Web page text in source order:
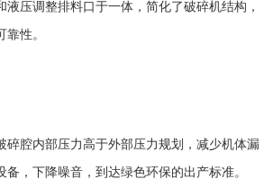
压调整排料口于一体，简化了破碎机结构，
性。
碎腔内部压力高于外部压力规划，减少机体漏
备，下降噪音，到达绿色环保的出产标准。